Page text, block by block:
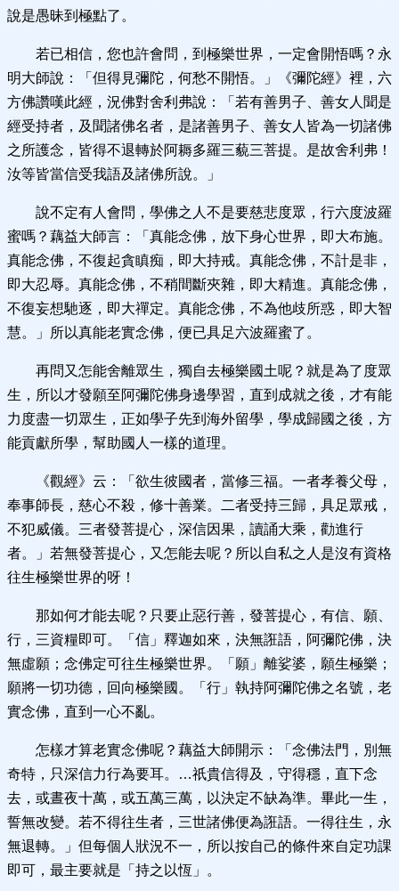
說是愚昧到極點了。
若已相信，您也許會問，到極樂世界，一定會開悟嗎？永
明大師說：「但得見彌陀，何愁不開悟。」《彌陀經》裡，六
方佛讚嘆此經，況佛對舍利弗說：「若有善男子、善女人聞是
經受持者，及聞諸佛名者，是諸善男子、善女人皆為一切諸佛
之所護念，皆得不退轉於阿耨多羅三藐三菩提。是故舍利弗！
汝等皆當信受我語及諸佛所說。」
說不定有人會問，學佛之人不是要慈悲度眾，行六度波羅
蜜嗎？ 藕益大師言：「真能念佛，放下身心世界，即大布施。
真能念佛，不復起貪瞋痴，即大持戒。真能念佛，不計是非，
即大忍辱。真能念佛，不稍間斷夾雜，即大精進。真能念佛，
不復妄想馳逐，即大禪定。真能念佛，不為他歧所惑，即大智
慧。」所以真能老實念佛，便已具足六波羅蜜了。
再問又怎能舍離眾生，獨自去極樂國土呢？ 就是為了度眾
生，所以才發願至阿彌陀佛身邊學習，直到成就之後，才有能
力度盡一切眾生，正如學子先到海外留學，學成歸國之後，方
能貢獻所學，幫助國人一樣的道理。
《觀經》云：「欲生彼國者，當修三福。一者孝養父母，
奉事師長，慈心不殺，修十善業。二者受持三歸，具足眾戒，
不犯威儀。三者發菩提心，深信因果，讀誦大乘，勸進行
者。」若無發菩提心，又怎能去呢？所以自私之人是沒有資格
往生極樂世界的呀！
那如何才能去呢？ 只要止惡行善，發菩提心，有信、願、
行，三資糧即可。「信」釋迦如來，決無誑語，阿彌陀佛，決
無虛願；念佛定可往生極樂世界。「願」離娑婆，願生極樂；
願將一切功德，回向極樂國。「行」執持阿彌陀佛之名號，老
實念佛，直到一心不亂。
怎樣才算老實念佛呢？ 藕益大師開示：「念佛法門，別無
奇特，只深信力行為要耳。…祇貴信得及，守得穩，直下念
去，或晝夜十萬，或五萬三萬，以決定不缺為準。畢此一生，
誓無改變。若不得往生者，三世諸佛便為誑語。一得往生，永
無退轉。」但每個人狀況不一，所以按自己的條件來自定功課
即可，最主要就是「持之以恆」。